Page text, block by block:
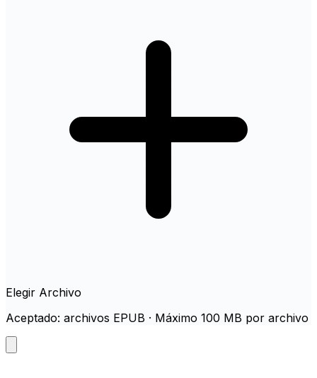
Elegir Archivo
Aceptado: archivos EPUB · Máximo 100 MB por archivo